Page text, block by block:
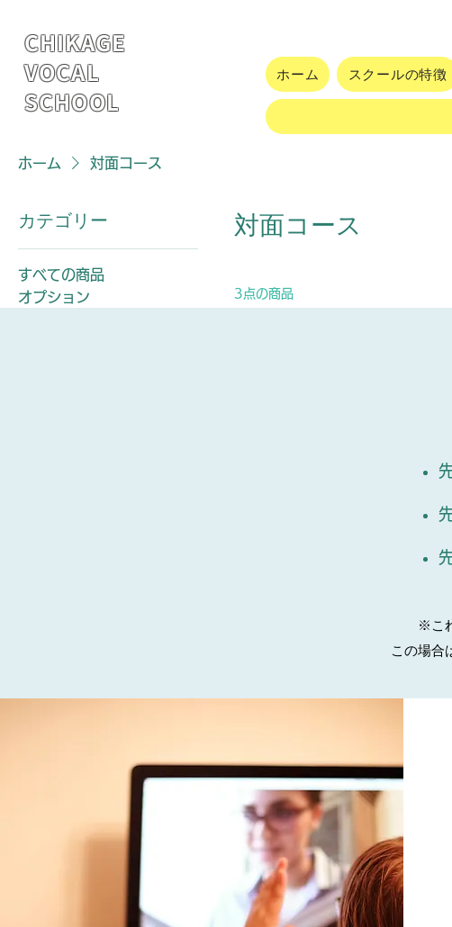
CHIKAGE
VOCAL
SCHOOL
ホーム スクールの特徴
ホーム 対面コース
カテゴリー
すべての商品
オプション
￥100,800
対面コース
3点の商品
※こ
この場合